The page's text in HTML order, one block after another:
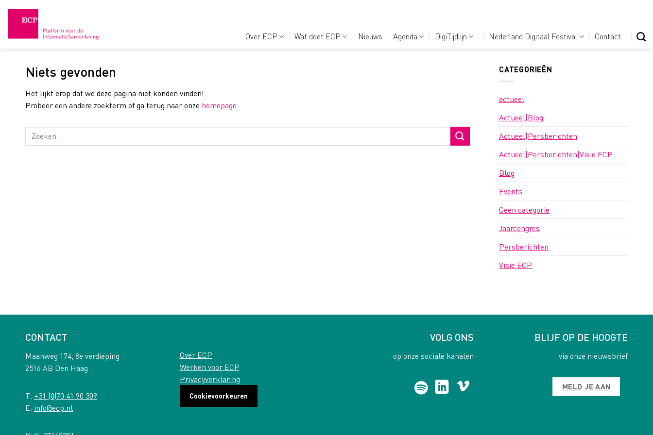
Over ECP Wat doet ECP Nieuws Agenda DigiTijdlijn Nederland Digitaal Festival Contact
Niets gevonden
Het lijkt erop dat we deze pagina niet konden vinden!
Probeer een andere zoekterm of ga terug naar onze homepage
CATEGORIEËN
actueel
Actueel|Blog
Actueel|Persberichten
Actueel|Persberichten|Visie ECP
Blog
Events
Geen categorie
Jaarcongres
Persberichten
Visie ECP
CONTACT
Maanweg 174, 8e verdieping
2516 AB Den Haag
T: +31 (0)70 41 90 309
E: info@ecp.nl
Over ECP
Werken voor ECP
Privacyverklaring
Cookievoorkeuren
VOLG ONS
op onze sociale kanalen
BLIJF OP DE HOOGTE
via onze nieuwsbrief
MELD JE AAN